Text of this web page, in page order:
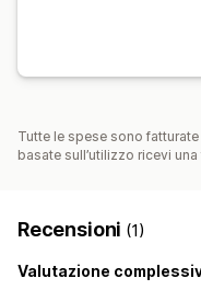
Tutte le spese sono
basate sull’utilizzo ricevi
Recensioni (1)
Valutazione